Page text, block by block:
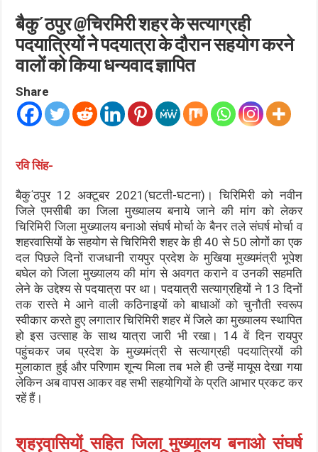
बैकु΄ठपुर @चिरमिरी शहर के सत्याग्रही
पदयात्रियों ने पदयात्रा के दौरान सहयोग करने
वालों को किया धन्यवाद ज्ञापित
Share
रवि सिंह-
बैकु΄ठपुर 12 अक्टूबर 2021(घटती-घटना)। चिरिमिरी को नवीन
जिले एमसीबी का जिला मुख्यालय बनाये जाने की मांग को लेकर
चिरिमिरी जिला मुख्यालय बनाओ संघर्ष मोर्चा के बैनर तले संघर्ष मोर्चा व
शहरवासियों के सहयोग से चिरिमिरी शहर के ही 40 से 50 लोगों का एक
दल पिछले दिनों राजधानी रायपुर प्रदेश के मुखिया मुख्यमंत्री भूपेश
बघेल को जिला मुख्यालय की मांग से अवगत कराने व उनकी सहमति
लेने के उद्देश्य से पदयात्रा पर था। पदयात्री सत्याग्रहियों ने 13 दिनों
तक रास्ते मे आने वाली कठिनाइयों को बाधाओं को चुनौती स्वरूप
स्वीकार करते हुए लगातार चिरिमिरी शहर में जिले का मुख्यालय स्थापित
हो इस उत्साह के साथ यात्रा जारी भी रखा। 14 वें दिन रायपुर
पहुंचकर जब प्रदेश के मुख्यमंत्री से सत्याग्रही पदयात्रियों की
मुलाकात हुई और परिणाम शून्य मिला तब भले ही उन्हें मायूस देखा गया
लेकिन अब वापस आकर वह सभी सहयोगियों के प्रति आभार प्रकट कर
रहें हैं।
शहरवासियों सहित जिला मुख्यालय बनाओ संघर्ष